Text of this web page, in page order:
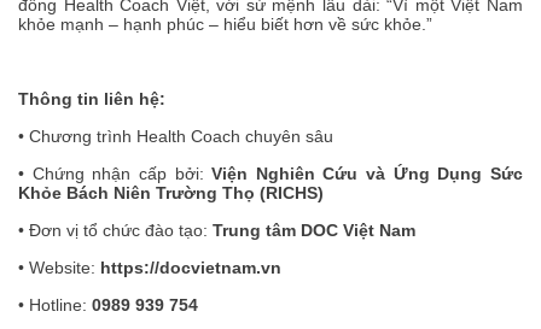
đồng Health Coach Việt, với sứ mệnh lâu dài: “Vì một Việt Nam
khỏe mạnh – hạnh phúc – hiểu biết hơn về sức khỏe.”
Thông tin liên hệ:
• Chương trình Health Coach chuyên sâu
• Chứng nhận cấp bởi: Viện Nghiên Cứu và Ứng Dụng Sức
Khỏe Bách Niên Trường Thọ (RICHS)
• Đơn vị tổ chức đào tạo: Trung tâm DOC Việt Nam
• Website: https://docvietnam.vn
• Hotline: 0989 939 754